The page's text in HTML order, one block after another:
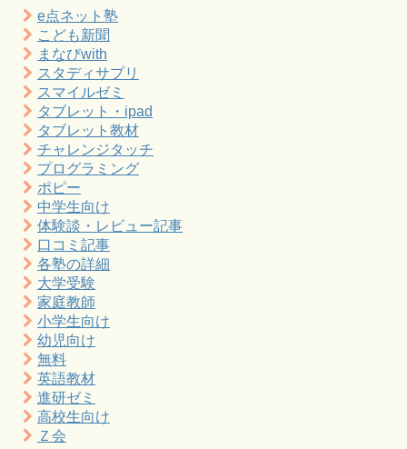
e点ネット塾
こども新聞
まなびwith
スタディサプリ
スマイルゼミ
タブレット・ipad
タブレット教材
チャレンジタッチ
プログラミング
ポピー
中学生向け
体験談・レビュー記事
口コミ記事
各塾の詳細
大学受験
家庭教師
小学生向け
幼児向け
無料
英語教材
進研ゼミ
高校生向け
Ｚ会